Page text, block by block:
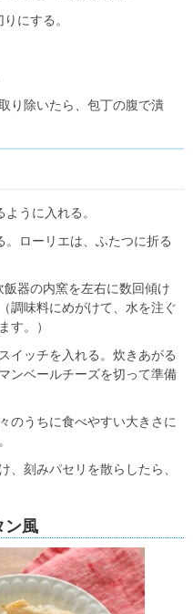
にする。
り除いたら、包丁の腹で潰
うに入れる。
ローリエは、ふたつに折る
器の内窯を左右に数回傾け
調味料にめがけて、水を注ぐ
す。）
ッチを入れる。炊きあがる
ンベールチーズを切って準備
うちに食べやすい大きさに
刻みパセリを散らしたら、
ン風